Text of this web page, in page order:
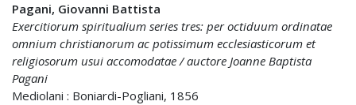
Pagani, Giovanni Battista
Exercitiorum spiritualium series tres: per octiduum ordinatae
omnium christianorum ac potissimum ecclesiasticorum et
religiosorum usui accomodatae / auctore Joanne Baptista
Pagani
Mediolani : Boniardi-Pogliani, 1856